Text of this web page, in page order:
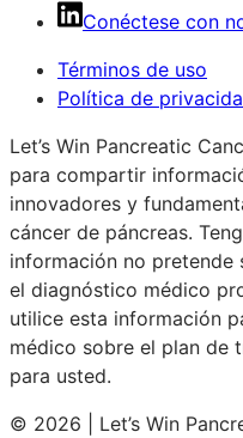
Conéctese con
Términos de uso
Política de
Let’s Win Pancreatic
para compartir
innovadores y
cáncer de páncreas.
información no pretende
el diagnóstico médico
utilice esta información
médico sobre el plan de
para usted.
© 2026 | Let’s Win